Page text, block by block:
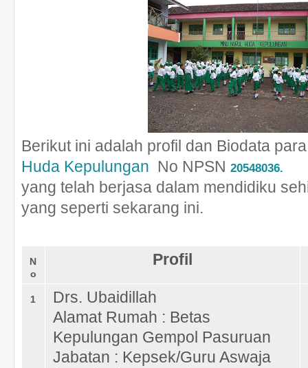
Berikut ini adalah profil dan Biodata
Huda Kepulungan No NPSN 20548036.
yang telah berjasa dalam mendidiku
yang seperti sekarang ini.
N
o
Profil
1
Drs. Ubaidillah
Alamat Rumah : Betas
Kepulungan Gempol Pasuruan
Jabatan : Kepsek/Guru Aswaja